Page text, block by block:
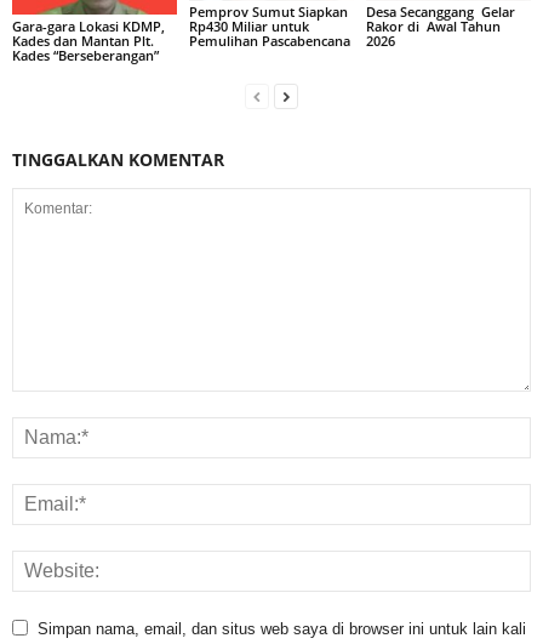
Gara-gara Lokasi KDMP,
Kades dan Mantan Plt.
Kades “Berseberangan”
Pemprov Sumut Siapkan
Rp430 Miliar untuk
Pemulihan Pascabencana
Desa Secanggang Gelar
Rakor di Awal Tahun
2026
TINGGALKAN KOMENTAR
Simpan nama, email, dan situs web saya di browser ini untuk lain kali